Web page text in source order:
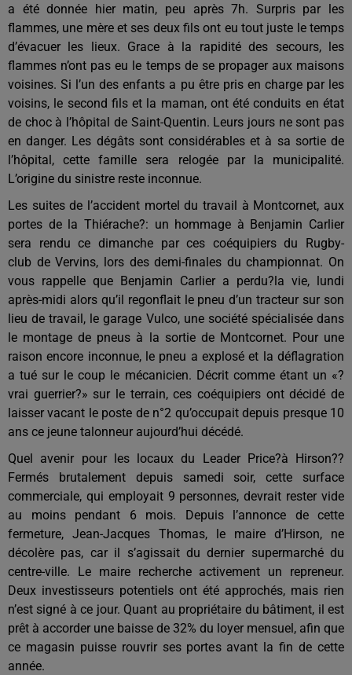
a été donnée hier matin, peu après 7h. Surpris par les
flammes, une mère et ses deux fils ont eu tout juste le temps
d’évacuer les lieux. Grace à la rapidité des secours, les
flammes n’ont pas eu le temps de se propager aux maisons
voisines. Si l’un des enfants a pu être pris en charge par les
voisins, le second fils et la maman, ont été conduits en état
de choc à l’hôpital de Saint-Quentin. Leurs jours ne sont pas
en danger. Les dégâts sont considérables et à sa sortie de
l’hôpital, cette famille sera relogée par la municipalité.
L’origine du sinistre reste inconnue.
Les suites de l’accident mortel du travail à Montcornet, aux
portes de la Thiérache?: un hommage à Benjamin Carlier
sera rendu ce dimanche par ces coéquipiers du Rugby-
club de Vervins, lors des demi-finales du championnat. On
vous rappelle que Benjamin Carlier a perdu?la vie, lundi
après-midi alors qu’il regonflait le pneu d’un tracteur sur son
lieu de travail, le garage Vulco, une société spécialisée dans
le montage de pneus à la sortie de Montcornet. Pour une
raison encore inconnue, le pneu a explosé et la déflagration
a tué sur le coup le mécanicien. Décrit comme étant un «?
vrai guerrier?» sur le terrain, ces coéquipiers ont décidé de
laisser vacant le poste de n°2 qu’occupait depuis presque 10
ans ce jeune talonneur aujourd’hui décédé.
Quel avenir pour les locaux du Leader Price?à Hirson??
Fermés brutalement depuis samedi soir, cette surface
commerciale, qui employait 9 personnes, devrait rester vide
au moins pendant 6 mois. Depuis l’annonce de cette
fermeture, Jean-Jacques Thomas, le maire d’Hirson, ne
décolère pas, car il s’agissait du dernier supermarché du
centre-ville. Le maire recherche activement un repreneur.
Deux investisseurs potentiels ont été approchés, mais rien
n’est signé à ce jour. Quant au propriétaire du bâtiment, il est
prêt à accorder une baisse de 32% du loyer mensuel, afin que
ce magasin puisse rouvrir ses portes avant la fin de cette
année.